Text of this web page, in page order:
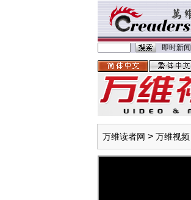
即时新闻
万维读者网 > 万维视频